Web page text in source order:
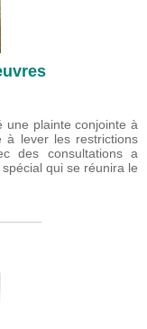
une plainte conjointe à
à lever les restrictions
des consultations a
qui se réunira le